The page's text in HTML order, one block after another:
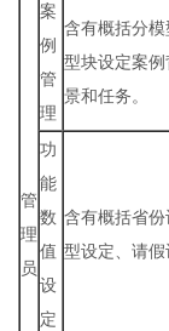
管
理
员
案
例
管
理
含有概括分
型块设定案
景和任务。
功
能
数
值
设
定
含有概括省
型设定、请